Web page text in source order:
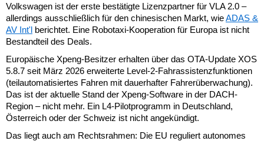
Volkswagen ist der erste bestätigte Lizenzpartner für VLA 2.0 –
allerdings ausschließlich für den chinesischen Markt, wieADAS &
AV Int'l berichtet. Eine Robotaxi-Kooperation für Europa ist nicht
Bestandteil des Deals.
Europäische Xpeng-Besitzer erhalten über das OTA-Update XOS
5.8.7 seit März 2026 erweiterte Level-2-Fahrassistenzfunktionen
(teilautomatisiertes Fahren mit dauerhafter Fahrerüberwachung).
Das ist der aktuelle Stand der Xpeng-Software in der DACH-
Region – nicht mehr. Ein L4-Pilotprogramm in Deutschland,
Österreich oder der Schweiz ist nicht angekündigt.
Das liegt auch am Rechtsrahmen: Die EU reguliert autonomes